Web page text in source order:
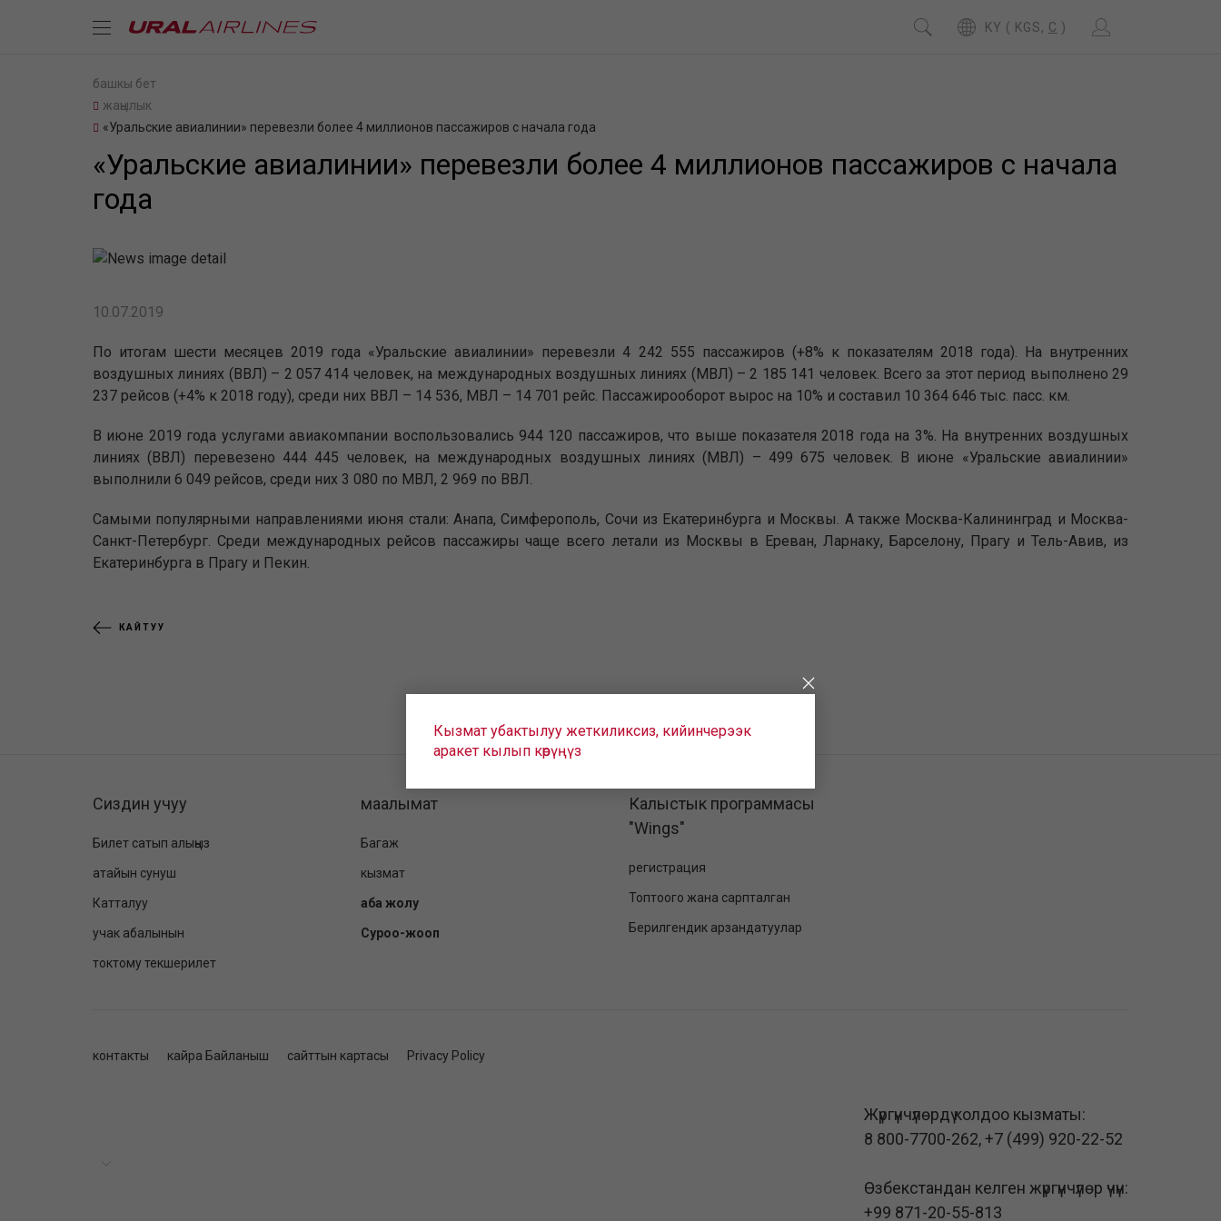
KY ( KGS, C )
башкы бет
жаңылык
«Уральские авиалинии» перевезли более 4 миллионов пассажиров с начала года
«Уральские авиалинии» перевезли более 4 миллионов пассажиров с начала
года
10.07.2019
По итогам шести месяцев 2019 года «Уральские авиалинии» перевезли 4 242 555 пассажиров (+8% к показателям 2018 года). На внутренних
воздушных линиях (ВВЛ) – 2 057 414 человек, на международных воздушных линиях (МВЛ) – 2 185 141 человек. Всего за этот период выполнено 29
237 рейсов (+4% к 2018 году), среди них ВВЛ – 14 536, МВЛ – 14 701 рейс. Пассажирооборот вырос на 10% и составил 10 364 646 тыс. пасс. км.
В июне 2019 года услугами авиакомпании воспользовались 944 120 пассажиров, что выше показателя 2018 года на 3%. На внутренних воздушных
линиях (ВВЛ) перевезено 444 445 человек, на международных воздушных линиях (МВЛ) – 499 675 человек. В июне «Уральские авиалинии»
выполнили 6 049 рейсов, среди них 3 080 по МВЛ, 2 969 по ВВЛ.
Самыми популярными направлениями июня стали: Анапа, Симферополь, Сочи из Екатеринбурга и Москвы. А также Москва-Калининград и Москва-
Санкт-Петербург. Среди международных рейсов пассажиры чаще всего летали из Москвы в Ереван, Ларнаку, Барселону, Прагу и Тель-Авив, из
Екатеринбурга в Прагу и Пекин.
КАЙТУУ
Кызмат убактылуу жеткиликсиз, кийинчерээк
аракет кылып көрүңүз
Сиздин учуу
Билет сатып алыңыз
атайын сунуш
Катталуу
учак абалынын
токтому текшерилет
маалымат
Багаж
кызмат
аба жолу
Суроо-жооп
Калыстык программасы
"Wings"
регистрация
Топтоого жана сарпталган
Берилгендик арзандатуулар
контакты кайра Байланыш сайттын картасы Privacy Policy
Жүргүнчүлөрдү колдоо кызматы:
8 800-7700-262,+7 (499) 920-22-52
Өзбекстандан келген жүргүнчүлөр үчүн:
+99 871-20-55-813